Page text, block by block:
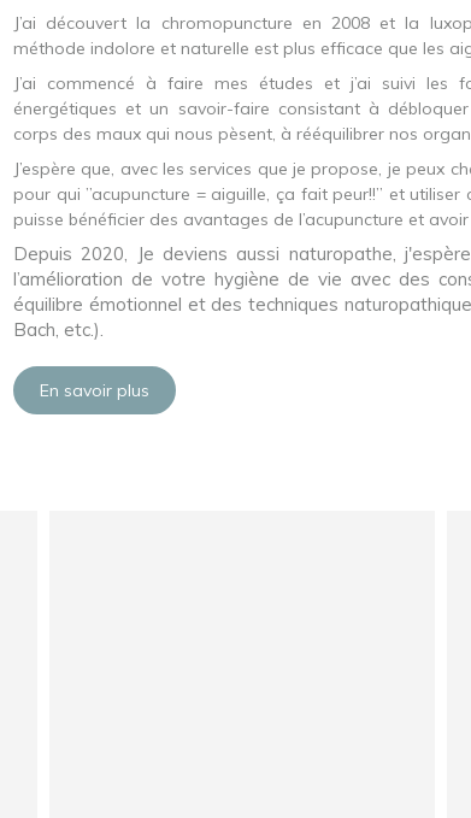
J’ai découvert la chromopuncture en 2008 et la
méthode indolore et naturelle est plus efficace que les
J’ai commencé à faire mes études et j’ai suivi les
énergétiques et un savoir-faire consistant à
corps des maux qui nous pèsent, à rééquilibrer nos
J’espère que, avec les services que je propose, je peux
pour qui ’’acupuncture = aiguille, ça fait peur!!’’ et
puisse bénéficier des avantages de l’acupuncture et
Depuis 2020, Je deviens aussi naturopathe,
l’amélioration de votre hygiène de vie avec des
équilibre émotionnel et des techniques
Bach, etc.).
En savoir plus